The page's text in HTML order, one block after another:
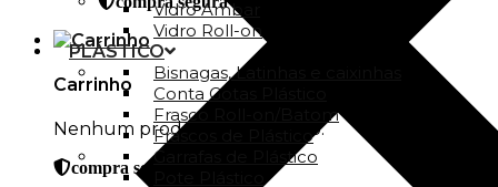
Carrinho
Nenhum produto no carrinho.
compra segura
Vidro Ambar
Vidro Roll-on
PLÁSTICO
Bisnagas, Latinhas e caixinhas
Conta Gotas Plástico
Frasco Roll-on/Batom
Frascos de Plástico
Garrafas de Plástico